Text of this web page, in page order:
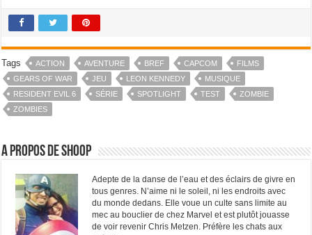
Tags ACTION AVENTURE BREF CAPCOM
FILMS
GEARS OF WAR
JEU LEON KENNEDY
MUSIQUE
RESIDENT EVIL 6
SÉRIE SPOTLIGHT TEST
ZOMBIE
ZOMBIES
A propos de Shoop
Adepte de la danse de l’eau et des éclairs de givre en
tous genres. N’aime ni le soleil, ni les endroits avec
du monde dedans. Elle voue un culte sans limite au
mec au bouclier de chez Marvel et est plutôt jouasse
de voir revenir Chris Metzen. Préfère les chats aux